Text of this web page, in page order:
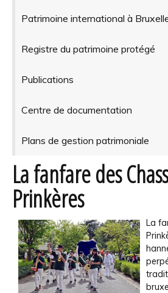
Patrimoine international à
Registre du patrimoine protégé
Publications
Centre de documentation
Plans de gestion patrimoniale
La fanfare des
Prinkères
La